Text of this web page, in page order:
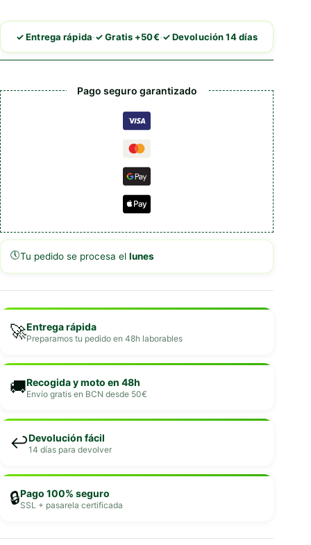
✓ Entrega rápida·✓ Gratis +50€·✓ Devolución 14 días
Pago seguro garantizado
🕔Tu pedido se procesa el lunes
🚀Entrega rápida
Preparamos tu pedido en 48h laborables
🚚Recogida y moto en 48h
Envío gratis en BCN desde 50€
↩️Devolución fácil
14 días para devolver
🔒Pago 100% seguro
SSL + pasarela certificada